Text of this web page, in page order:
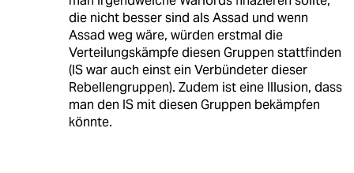
die nicht besser sind als Assad und wenn
Assad weg wäre, würden erstmal die
Verteilungskämpfe diesen Gruppen stattfinden
(IS war auch einst ein Verbündeter dieser
Rebellengruppen). Zudem ist eine Illusion, dass
man den IS mit diesen Gruppen bekämpfen
könnte.